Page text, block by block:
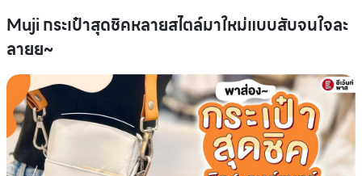
Muji กระเป๋าสุดชิคหลายสไตล์มาใหม่แบบสับจนใจละ
ลายย~